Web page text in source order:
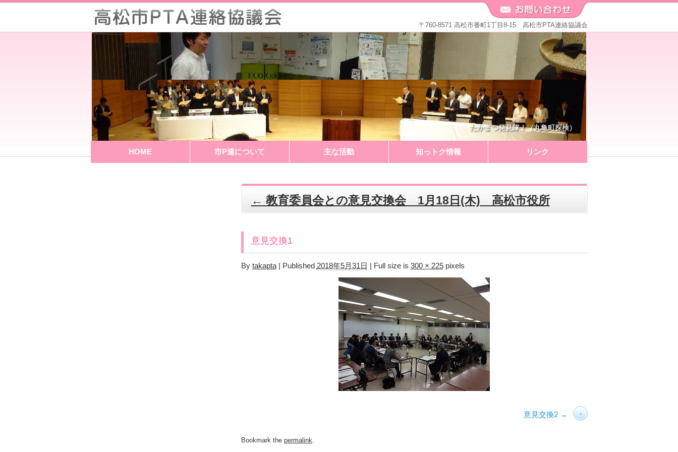
〒760-8571 高松市番町1丁目8-15 高松市PTA連絡協議会
たかまつ発見隊！（丸亀町探検）
HOME 市P連について 主な活動 知っトク情報 リンク
← 教育委員会との意見交換会 1月18日(木) 高松市役所
意見交換1
By takapta | Published 2018年5月31日 | Full size is 300 × 225pixels
意見交換2
Bookmark the permalink.